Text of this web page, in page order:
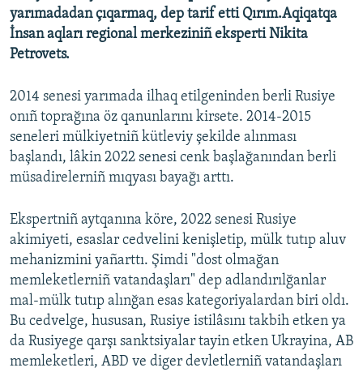
yarımadadan çıqarmaq, dep tarif etti Qırım.Aqiqatqa
İnsan aqları regional merkeziniñ eksperti Nikita
Petrovets.
2014 senesi yarımada ilhaq etilgeninden berli Rusiye
onıñ toprağına öz qanunlarını kirsete. 2014-2015
seneleri mülkiyetniñ kütleviy şekilde alınması
başlandı, lâkin 2022 senesi cenk başlağanından berli
müsadirelerniñ mıqyası bayağı arttı.
Ekspertniñ aytqanına köre, 2022 senesi Rusiye
akimiyeti, esaslar cedvelini kenişletip, mülk tutıp aluv
mehanizmini yañarttı. Şimdi "dost olmağan
memleketlerniñ vatandaşları" dep adlandırılğanlar
mal-mülk tutıp alınğan esas kategoriyalardan biri oldı.
Bu cedvelge, hususan, Rusiye istilâsını takbih etken ya
da Rusiyege qarşı sanktsiyalar tayin etken Ukrayina, AB
memleketleri, ABD ve diger devletlerniñ vatandaşları